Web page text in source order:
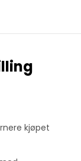
kjøpet